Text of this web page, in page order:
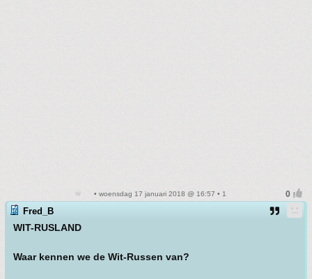
• woensdag 17 januari 2018 @ 16:57 • 1
Fred_B
WIT-RUSLAND
Waar kennen we de Wit-Russen van?